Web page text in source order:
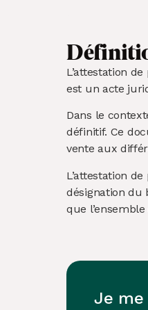
L’attestation
est un acte
Dans le
définitif. Ce
vente aux
L’attestation
désignation du
que
Je me